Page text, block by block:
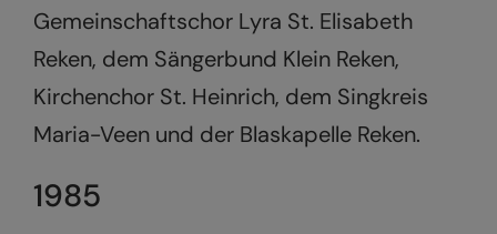
Gemeinschaftschor Lyra St. Elisabeth
Reken, dem Sängerbund Klein Reken,
Kirchenchor St. Heinrich, dem Singkreis
Maria-Veen und der Blaskapelle Reken.
1985